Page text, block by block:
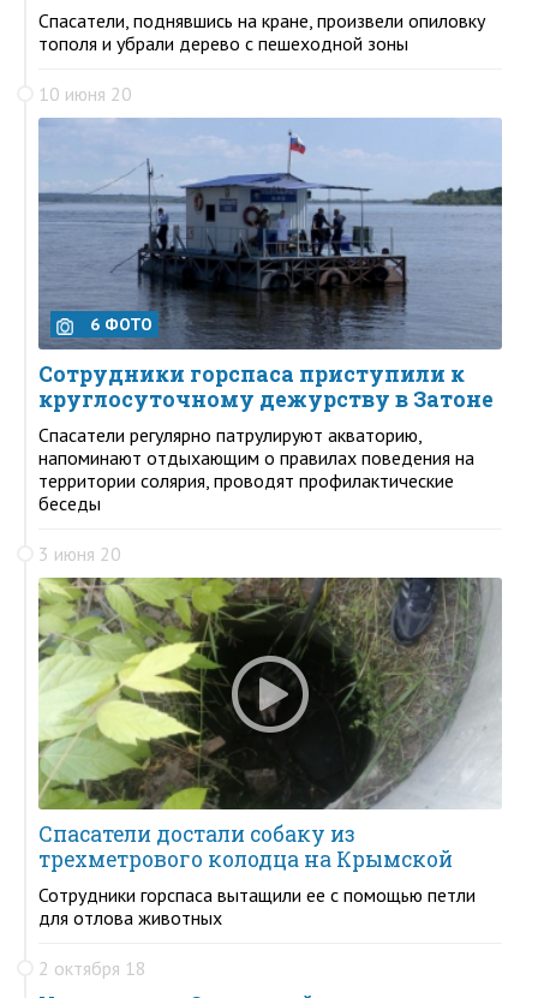
Спасатели, поднявшись на кране, произвели опиловку
тополя и убрали дерево с пешеходной зоны
10 июня 20
6 ФОТО
Сотрудники горспаса приступили к
круглосуточному дежурству в Затоне
Спасатели регулярно патрулируют акваторию,
напоминают отдыхающим о правилах поведения на
территории солярия, проводят профилактические
беседы
3 июня 20
Спасатели достали собаку из
трехметрового колодца на Крымской
Сотрудники горспаса вытащили ее с помощью петли
для отлова животных
2 октября 18